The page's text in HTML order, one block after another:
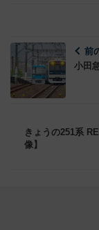
前
小田
きょうの251系
像】